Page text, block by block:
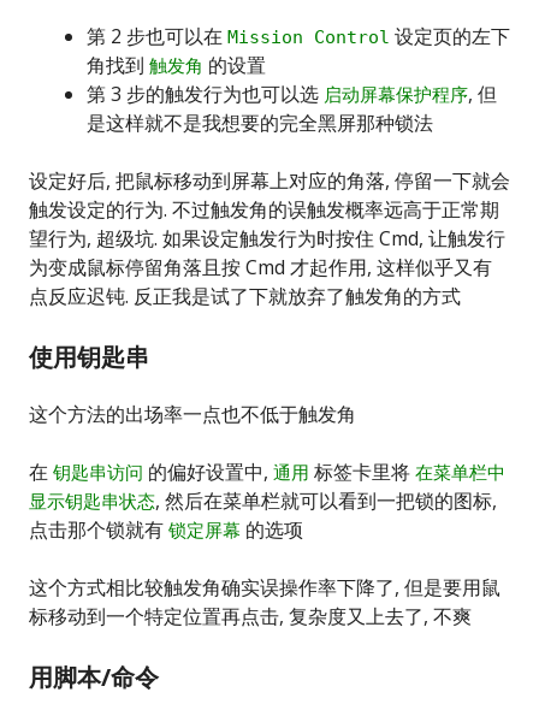
第 2 步也可以在 Mission Control 设定页的左下
角找到 触发角 的设置
第 3 步的触发行为也可以选 启动屏幕保护程序, 但
是这样就不是我想要的完全黑屏那种锁法
设定好后, 把鼠标移动到屏幕上对应的角落, 停留一下就会
触发设定的行为. 不过触发角的误触发概率远高于正常期
望行为, 超级坑. 如果设定触发行为时按住 Cmd, 让触发行
为变成鼠标停留角落且按 Cmd 才起作用, 这样似乎又有
点反应迟钝. 反正我是试了下就放弃了触发角的方式
使用钥匙串
这个方法的出场率一点也不低于触发角
在 钥匙串访问 的偏好设置中, 通用 标签卡里将 在菜单栏中
显示钥匙串状态, 然后在菜单栏就可以看到一把锁的图标,
点击那个锁就有 锁定屏幕 的选项
这个方式相比较触发角确实误操作率下降了, 但是要用鼠
标移动到一个特定位置再点击, 复杂度又上去了, 不爽
用脚本/命令